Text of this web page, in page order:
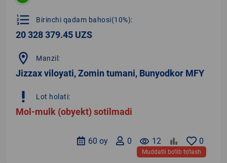
format_list_numbered Birinchi qadam bahosi(10%):
20 328 379.45 UZS
location_on Manzil:
Jizzax viloyati, Zomin tumani, Bunyodkor MFY
priority_high Lot holati:
Mol-mulk (obyekt) sotilmadi
0
remove_red_eye 12
0
60 oy
Muddatli bo‘lib to‘lash